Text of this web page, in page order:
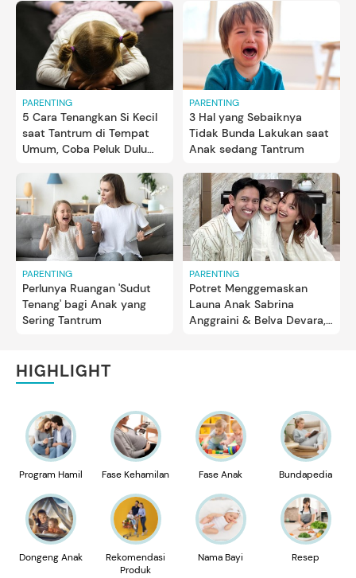
PARENTING
5 Cara Tenangkan Si Kecil
saat Tantrum di Tempat
Umum, Coba Peluk Dulu
PARENTING
3 Hal yang Sebaiknya
Tidak Bunda Lakukan saat
Anak sedang Tantrum
PARENTING
Perlunya Ruangan 'Sudut
Tenang' bagi Anak yang
Sering Tantrum
PARENTING
Potret Menggemaskan
Launa Anak Sabrina
Anggraini & Belva Devara,
HIGHLIGHT
Program Hamil Fase Kehamilan Fase Anak Bundapedia
Dongeng Anak
Rekomendasi
Produk
Nama Bayi Resep